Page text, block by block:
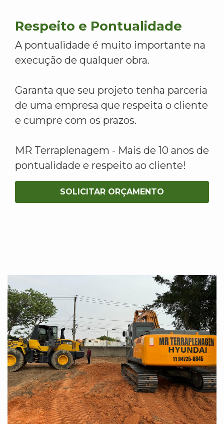
Respeito e Pontualidade
A pontualidade é muito importante na
execução de qualquer obra.
Garanta que seu projeto tenha parceria
de uma empresa que respeita o cliente
e cumpre com os prazos.
MR Terraplenagem - Mais de 10 anos de
pontualidade e respeito ao cliente!
SOLICITAR ORÇAMENTO